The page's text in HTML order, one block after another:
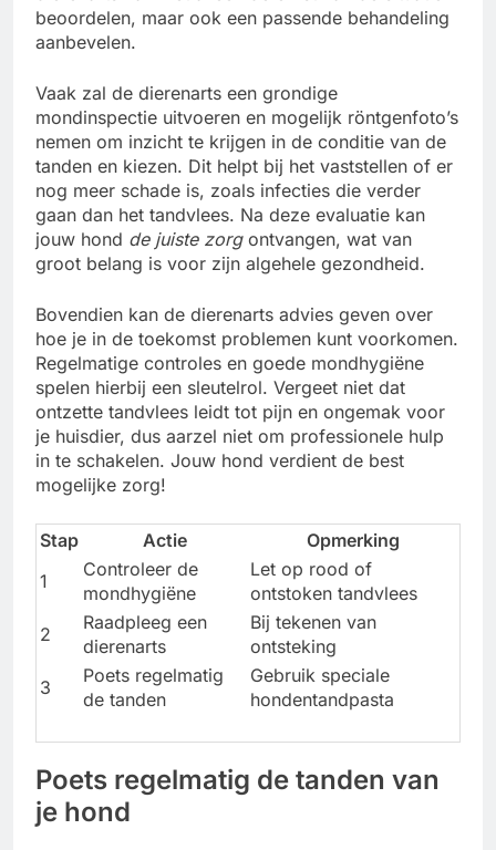
beoordelen, maar ook een passende behandeling
aanbevelen.
Vaak zal de dierenarts een grondige
mondinspectie uitvoeren en mogelijk röntgenfoto’s
nemen om inzicht te krijgen in de conditie van de
tanden en kiezen. Dit helpt bij het vaststellen of er
nog meer schade is, zoals infecties die verder
gaan dan het tandvlees. Na deze evaluatie kan
jouw hond de juiste zorgontvangen, wat van
groot belang is voor zijn algehele gezondheid.
Bovendien kan de dierenarts advies geven over
hoe je in de toekomst problemen kunt voorkomen.
Regelmatige controles en goede mondhygiëne
spelen hierbij een sleutelrol. Vergeet niet dat
ontzette tandvlees leidt tot pijn en ongemak voor
je huisdier, dus aarzel niet om professionele hulp
in te schakelen. Jouw hond verdient de best
mogelijke zorg!
Stap Actie
Opmerking
1
Controleer de
mondhygiëne
Let op rood of
ontstoken tandvlees
2
Raadpleeg een
dierenarts
Bij tekenen van
ontsteking
3
Poets regelmatig
de tanden
Gebruik speciale
hondentandpasta
Poets regelmatig de tanden van
je hond